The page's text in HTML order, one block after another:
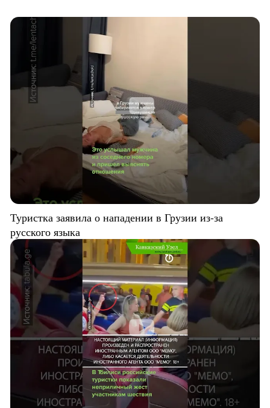
Туристка заявила о нападении в Грузии из-за
русского языка